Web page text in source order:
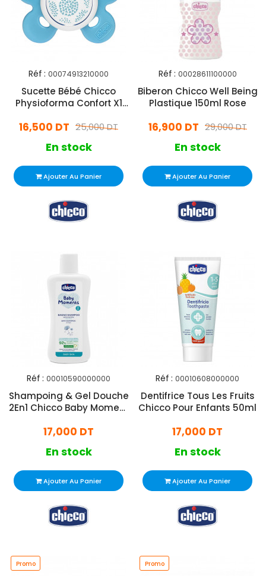
Réf : 00074913210000
Sucette Bébé Chicco
Physioforma Confort X1
25,000 DT
16,500 DT
En stock
Ajouter Au Panier
Réf : 00028611100000
Biberon Chicco Well Being
Plastique 150ml Rose
29,000 DT
16,900 DT
En stock
Ajouter Au Panier
Réf : 00010590000000
Shampoing & Gel Douche
2En1 Chicco Baby Moment
17,000 DT
En stock
Ajouter Au Panier
Réf : 00010608000000
Dentifrice Tous Les Fruits
Chicco Pour Enfants 50ml
17,000 DT
En stock
Ajouter Au Panier
Promo Promo